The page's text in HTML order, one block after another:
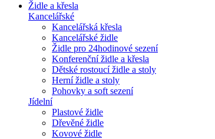
Židle a křesla
Kancelářské
Kancelářská křesla
Kancelářské židle
Židle pro 24hodinové sezení
Konferenční židle a křesla
Dětské rostoucí židle a stoly
Herní židle a stoly
Pohovky a soft sezení
Jídelní
Plastové židle
Dřevěné židle
Kovové židle